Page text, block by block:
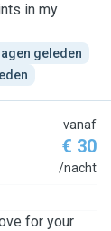
in my
geleden
vanaf
€ 30
/nacht
for your